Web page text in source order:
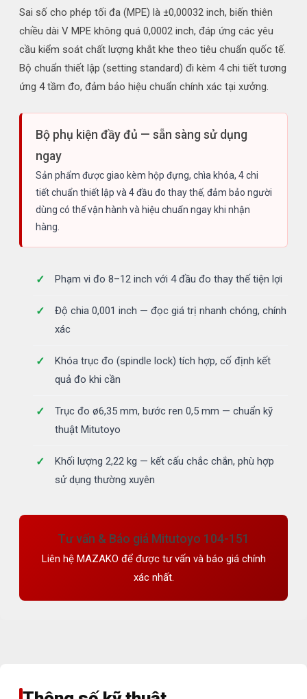
Sai số cho phép tối đa (MPE) là ±0,00032 inch, biến thiên
chiều dài V MPE không quá 0,0002 inch, đáp ứng các yêu
cầu kiểm soát chất lượng khắt khe theo tiêu chuẩn quốc tế.
Bộ chuẩn thiết lập (setting standard) đi kèm 4 chi tiết tương
ứng 4 tầm đo, đảm bảo hiệu chuẩn chính xác tại xưởng.
Bộ phụ kiện đầy đủ — sẵn sàng sử dụng
ngay
Sản phẩm được giao kèm hộp đựng, chìa khóa, 4 chi
tiết chuẩn thiết lập và 4 đầu đo thay thế, đảm bảo người
dùng có thể vận hành và hiệu chuẩn ngay khi nhận
hàng.
Phạm vi đo 8–12 inch với 4 đầu đo thay thế tiện lợi
Độ chia 0,001 inch — đọc giá trị nhanh chóng, chính
xác
Khóa trục đo (spindle lock) tích hợp, cố định kết
quả đo khi cần
Trục đo ø6,35 mm, bước ren 0,5 mm — chuẩn kỹ
thuật Mitutoyo
Khối lượng 2,22 kg — kết cấu chắc chắn, phù hợp
sử dụng thường xuyên
Tư vấn & Báo giá Mitutoyo 104-151
Liên hệ MAZAKO để được tư vấn và báo giá chính
xác nhất.